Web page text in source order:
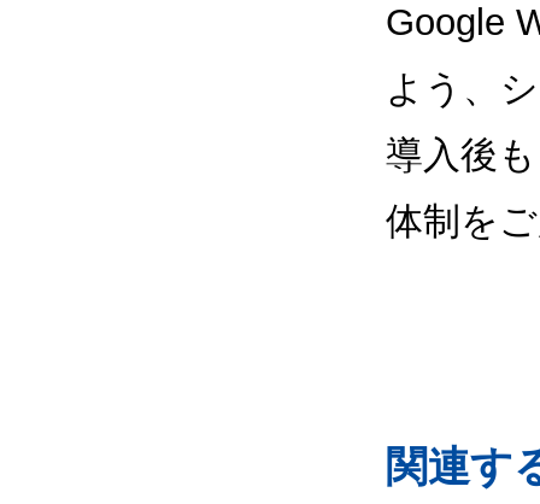
Google
よう、
導入後
体制を
関連す